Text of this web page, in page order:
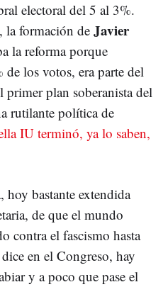
electoral del 5 al 3%.
la formación de Javier
la reforma porque
de los votos, era parte del
primer plan soberanista del
rutilante política de
IU terminó, ya lo saben,
bastante extendida
de que el mundo
contra el fascismo hasta
en el Congreso, hay
y a poco que pase el